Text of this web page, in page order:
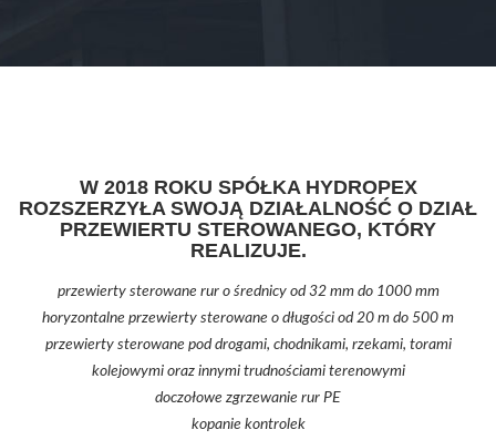
W 2018 ROKU SPÓŁKA HYDROPEX
ROZSZERZYŁA SWOJĄ DZIAŁALNOŚĆ O DZIAŁ
PRZEWIERTU STEROWANEGO, KTÓRY
REALIZUJE.
przewierty sterowane rur o średnicy od 32 mm do 1000 mm
horyzontalne przewierty sterowane o długości od 20 m do 500 m
przewierty sterowane pod drogami, chodnikami, rzekami, torami
kolejowymi oraz innymi trudnościami terenowymi
doczołowe zgrzewanie rur PE
kopanie kontrolek